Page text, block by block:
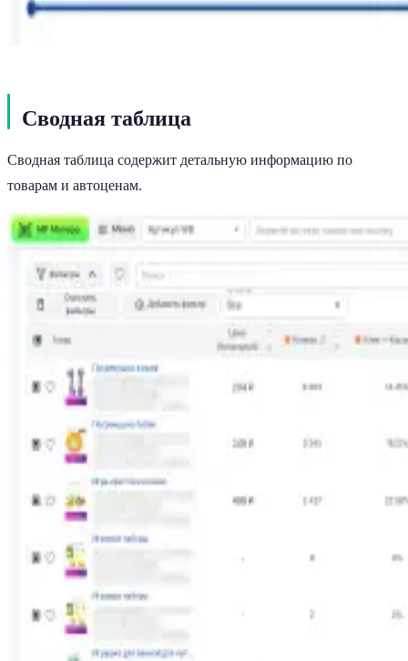
Сводная таблица
Сводная таблица содержит детальную информацию по
товарам и автоценам.